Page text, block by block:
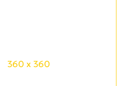
360 x 360